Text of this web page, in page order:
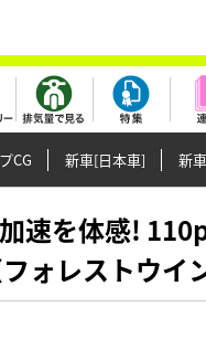
CG 新車[日本車] 新
速を体感!
ォレストウイ